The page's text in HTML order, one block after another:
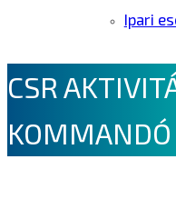
Ipari
CSR